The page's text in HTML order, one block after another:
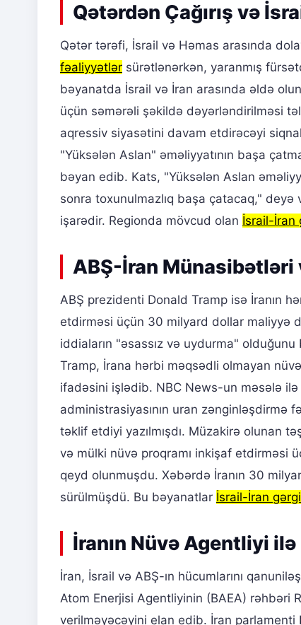
Qətərdən Çağırış və
Qətər tərəfi, İsrail və Həmas arasında
fəaliyyətlər sürətlənərkən, yaranmış
bəyanatda İsrail və İran arasında əldə
üçün səmərəli şəkildə dəyərləndirilməsi
aqressiv siyasətini davam etdirəcəyi
"Yüksələn Aslan" əməliyyatının başa
bəyan edib. Kats, "Yüksələn Aslan
sonra toxunulmazlıq başa çatacaq," deyə
işarədir. Regionda mövcud olan İsrail-İran
ABŞ-İran Münasibətləri
ABŞ prezidenti Donald Tramp isə İranın
etdirməsi üçün 30 milyard dollar maliyyə
iddiaların "əsassız və uydurma"
Tramp, İrana hərbi məqsədli olmayan
ifadəsini işlədib. NBC News-un məsələ
administrasiyasının uran zənginləşdirmə
təklif etdiyi yazılmışdı. Müzakirə olunan
və mülki nüvə proqramı inkişaf etdirməsi
qeyd olunmuşdu. Xəbərdə İranın 30
sürülmüşdü. Bu bəyanatlar İsrail-İran
İranın Nüvə Agentliyi
İran, İsrail və ABŞ-ın hücumlarını
Atom Enerjisi Agentliyinin (BAEA) rəhbəri
verilməyəcəyini elan edib. İran parlamenti